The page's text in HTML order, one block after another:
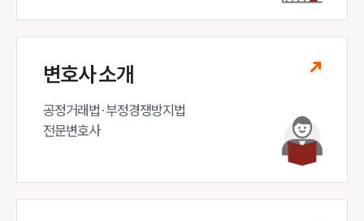
변호사 소개
공정거래법·부정경쟁방지법
전문변호사